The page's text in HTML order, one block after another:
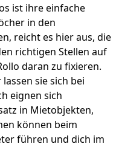
ist ihre einfache
in den
reicht es hier aus, die
richtigen Stellen auf
daran zu fixieren.
sie sich bei
eignen sich
in Mietobjekten,
können beim
führen und dich im